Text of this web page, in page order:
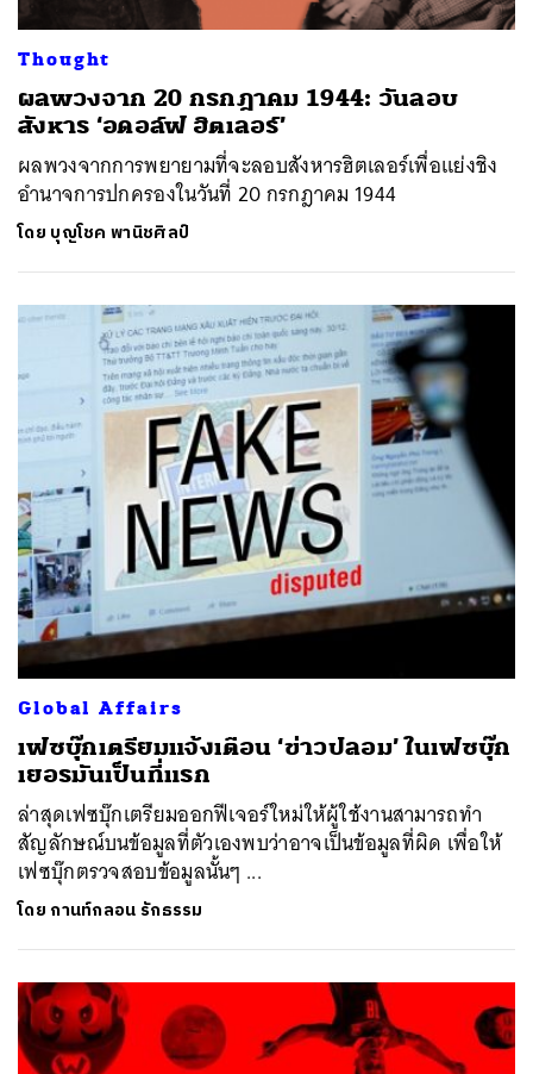
Thought
ผลพวงจาก 20 กรกฎาคม 1944: วันลอบ
สังหาร ‘อดอล์ฟ ฮิตเลอร์’
ผลพวงจากการพยายามที่จะลอบสังหารฮิตเลอร์เพื่อแย่งชิง
อำนาจการปกครองในวันที่ 20 กรกฎาคม 1944
โดย บุญโชค พานิชศิลป์
Global Affairs
เฟซบุ๊กเตรียมแจ้งเตือน ‘ข่าวปลอม’ ในเฟซบุ๊ก
เยอรมันเป็นที่แรก
ล่าสุดเฟซบุ๊กเตรียมออกฟีเจอร์ใหม่ให้ผู้ใช้งานสามารถทำ
สัญลักษณ์บนข้อมูลที่ตัวเองพบว่าอาจเป็นข้อมูลที่ผิด เพื่อให้
เฟซบุ๊กตรวจสอบข้อมูลนั้นๆ ...
โดย กานท์กลอน รักธรรม